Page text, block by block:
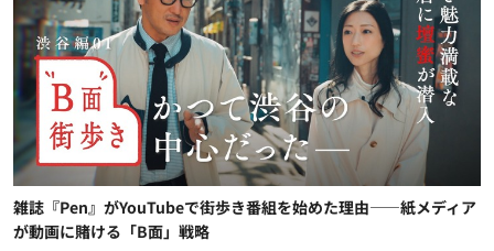
雑誌『Pen』がYouTubeで街歩き番組を始めた理由——紙メディア
が動画に賭ける「B面」戦略